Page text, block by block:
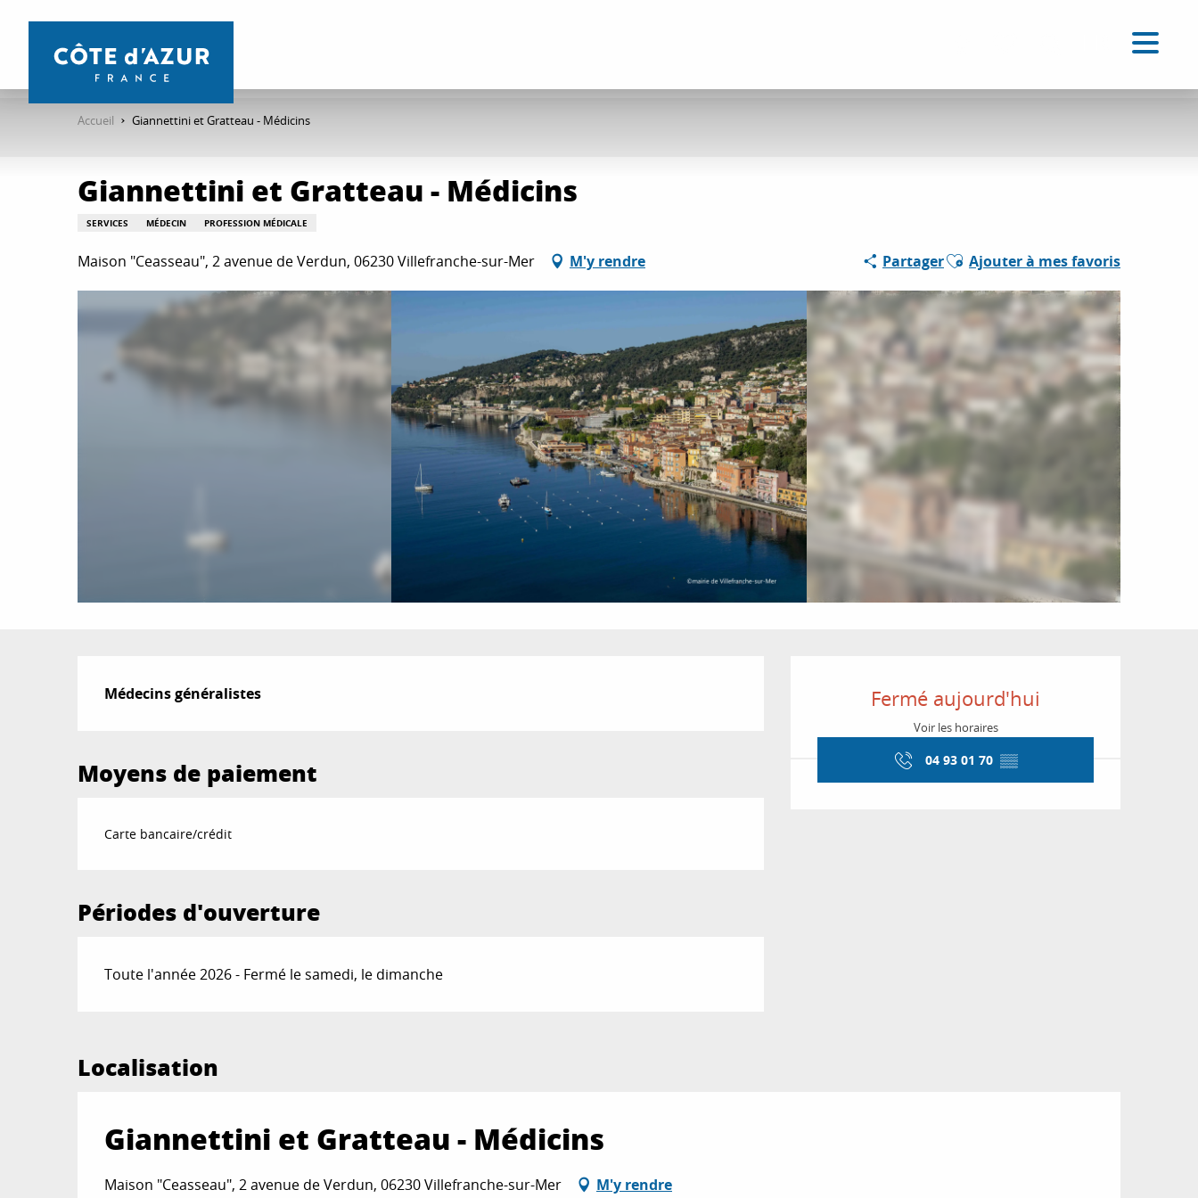
contenu
Accueil Giannettini et Gratteau - Médicins
Giannettini et Gratteau - Médicins
SERVICES MÉDECIN PROFESSION MÉDICALE
Maison "Ceasseau", 2 avenue de Verdun, 06230 Villefranche-sur-Mer M'y rendre PartagerAjouter aux favoris
Ajouter à mes favoris
Ouverture et
Fermé aujourd'hui
Voir les horaires
04 93 01 70 ▒▒
Description
Médecins généralistes
Moyens de paiement
Carte bancaire/crédit
Périodes d'ouverture
Toute l'année 2026 - Fermé le samedi, le dimanche
Localisation
Giannettini et Gratteau - Médicins
Maison "Ceasseau", 2 avenue de Verdun, 06230 Villefranche-sur-Mer M'y rendre